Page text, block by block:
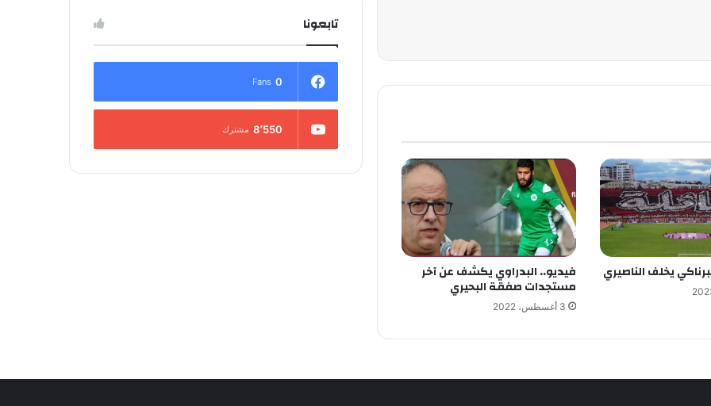
يخلف الناصيري فيديو.. البدراوي يكشف عن آخر
مستجدات صفقة البحيري
3 أغسطس، 2022
تابعونا
0
Fans
8٬550 مشترك